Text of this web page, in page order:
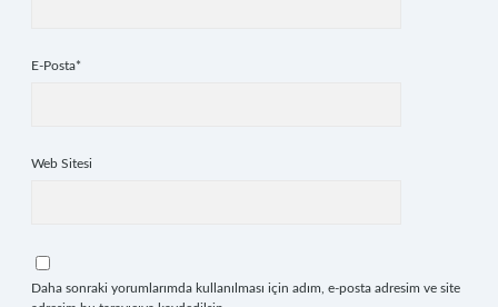
E-Posta*
Web Sitesi
Daha sonraki yorumlarımda kullanılması için adım, e-posta adresim ve site